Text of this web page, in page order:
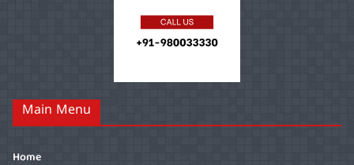
Main Menu
Home